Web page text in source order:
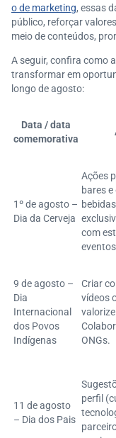
o de marketing, essas
público, reforçar
meio de conteúdos,
A seguir, confira como
transformar em
longo de agosto:
Data / data
comemorativa
1º de agosto –
Dia da Cerveja
Ações
bares
com
9 de agosto –
Dia
Internacional
dos Povos
Indígenas
Criar
vídeos
ONGs.
11 de agosto
– Dia dos Pais
perfil